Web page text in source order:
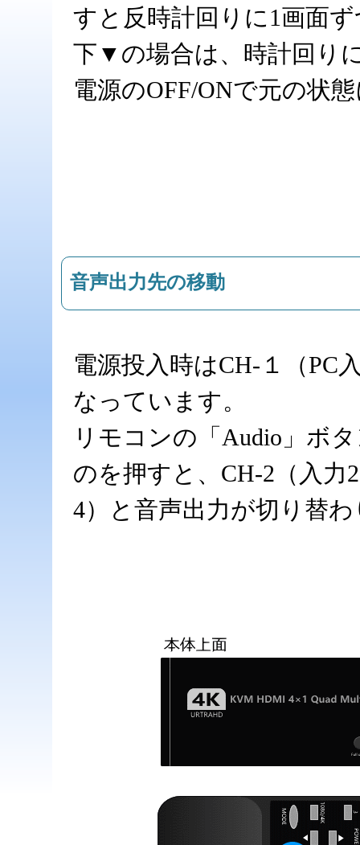
すと反時計回りに1画面
下▼の場合は、時計回り
電源のOFF/ONで元の状
音声出力先の移動
電源投入時はCH-１（PC
なっています。
リモコンの「Audio」ボ
のを押すと、CH-2（入
4）と音声出力が切り替